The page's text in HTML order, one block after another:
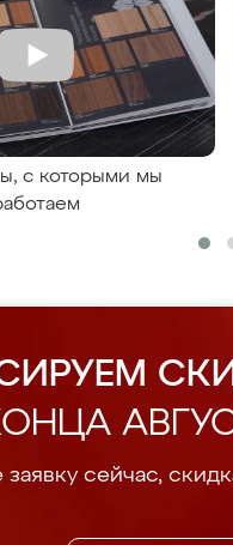
с которыми мы
заявку сейчас,